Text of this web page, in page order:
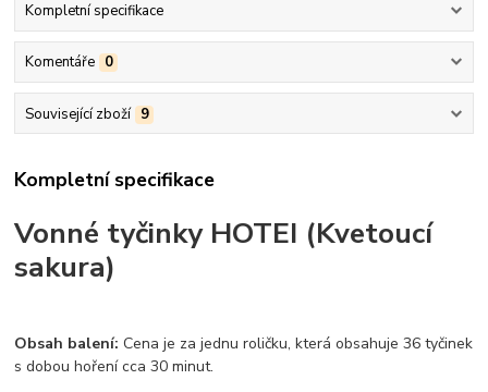
Kompletní specifikace
Komentáře 0
Související zboží 9
Kompletní specifikace
Vonné tyčinky HOTEI (Kvetoucí
sakura)
Obsah balení:Cena je za jednu roličku, která obsahuje 36 tyčinek
s dobou hoření cca 30 minut.